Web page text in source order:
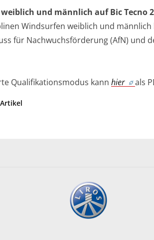
und männlich auf Bic Tecno
Windsurfen weiblich und
für Nachwuchsförderung (AfN) und
Qualifikationsmodus kann hier als